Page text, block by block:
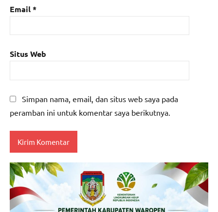
Email*
Situs Web
Simpan nama, email, dan situs web saya pada
peramban ini untuk komentar saya berikutnya.